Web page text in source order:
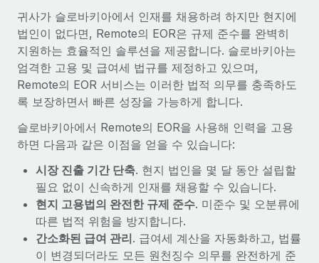
채용을 확장한 방법
비디오 콘텐츠를 활용한 마케팅이 계속해서 인기를 끌면서, 기업들
에게는 흥미롭고 전문적인 비디오 제작이 어느 때보다 중요해졌습
니다. 그러나 대부분의 회사들은 그렇게 높은 품질의...
자세히 알아보기
귀사가 슬로바키아에서 인재를 채용하려 하지만 현지에
법인이 없다면, Remote의 EOR은 규제 준수를 완벽히
지원하는 효율적인 솔루션을 제공합니다. 슬로바키아는
엄격한 고용 및 급여세 법규를 제정하고 있으며,
Remote의 EOR 서비스는 이러한 법적 의무를 충족하도
록 보장하면서 빠른 성장을 가능하게 합니다.
슬로바키아에서 Remote의 EOR을 사용해 인력을 고용
하면 다음과 같은 이점을 얻을 수 있습니다:
시장 진출 기간 단축. 현지 법인을 몇 달 동안 설립할
필요 없이 신속하게 인재를 채용할 수 있습니다.
현지 고용법의 완전한 규제 준수. 미준수 및 오분류에
따른 법적 위험을 방지합니다.
간소화된 급여 관리. 급여세 계산을 자동화하고, 법률
이 변경되더라도 모든 원천징수 의무를 완전하게 준